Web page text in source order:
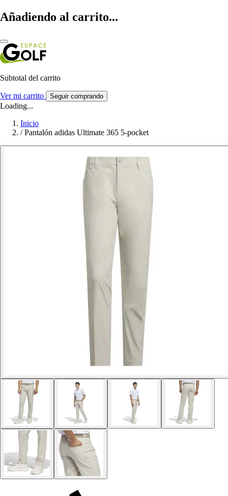
Añadiendo al carrito...
Subtotal del carrito
Ver mi carrito Seguir comprando
Loading...
Inicio
/ Pantalón adidas Ultimate 365 5-pocket